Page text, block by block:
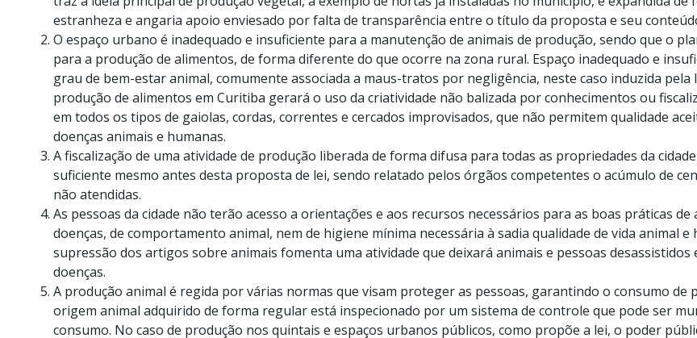
estranheza e angaria apoio enviesado por falta de transparência entre o título da proposta e seu
O espaço urbano é inadequado e insuficiente para a manutenção de animais de produção, sendo que o
para a produção de alimentos, de forma diferente do que ocorre na zona rural. Espaço inadequado e
grau de bem-estar animal, comumente associada a maus-tratos por negligência, neste caso induzida pela
produção de alimentos em Curitiba gerará o uso da criatividade não balizada por conhecimentos ou
em todos os tipos de gaiolas, cordas, correntes e cercados improvisados, que não permitem qualidade
doenças animais e humanas.
A fiscalização de uma atividade de produção liberada de forma difusa para todas as propriedades da
suficiente mesmo antes desta proposta de lei, sendo relatado pelos órgãos competentes o acúmulo de
não atendidas.
As pessoas da cidade não terão acesso a orientações e aos recursos necessários para as boas práticas
doenças, de comportamento animal, nem de higiene mínima necessária à sadia qualidade de vida animal
supressão dos artigos sobre animais fomenta uma atividade que deixará animais e pessoas
doenças.
A produção animal é regida por várias normas que visam proteger as pessoas, garantindo o consumo
origem animal adquirido de forma regular está inspecionado por um sistema de controle que pode ser
consumo. No caso de produção nos quintais e espaços urbanos públicos, como propõe a lei, o poder